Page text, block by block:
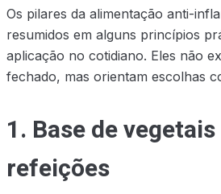
Os pilares da alimentação anti-
resumidos em alguns princípios
aplicação no cotidiano. Eles não
fechado, mas orientam escolhas
1. Base de
refeições